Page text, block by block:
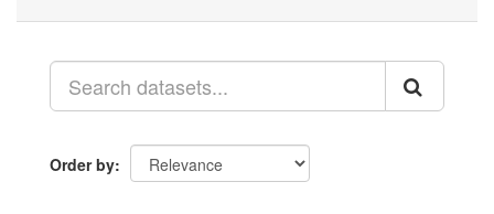
Order by